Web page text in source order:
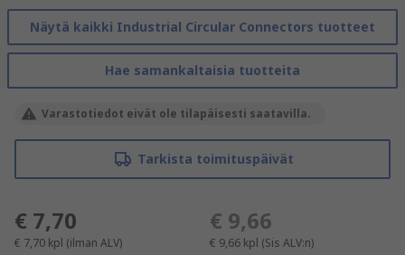
Näytä kaikki Industrial Circular Connectors tuotteet
Hae samankaltaisia tuotteita
Varastotiedot eivät ole tilapäisesti saatavilla.
Tarkista toimituspäivät
€ 7,70
€ 7,70 kpl (ilman ALV)
€ 9,66
€ 9,66 kpl (Sis ALV:n)